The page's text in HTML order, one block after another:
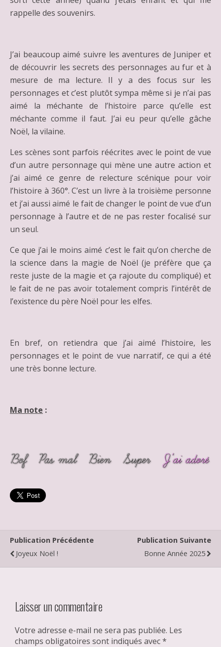
rappelle des souvenirs.
J’ai beaucoup aimé suivre les aventures de Juniper et
de découvrir les secrets des personnages au fur et à
mesure de ma lecture. Il y a des focus sur les
personnages et c’est plutôt sympa même si je n’ai pas
aimé la méchante de l’histoire parce qu’elle est
méchante comme il faut. J’ai eu peur qu’elle gâche
Noël, la vilaine.
Les scènes sont parfois réécrites avec le point de vue
d’un autre personnage qui mène une autre action et
j’ai aimé ce genre de relecture scénique pour voir
l’histoire à 360°. C’est un livre à la troisième personne
et j’ai aussi aimé le fait de changer le point de vue d’un
personnage à l’autre et de ne pas rester focalisé sur
un seul.
Ce que j’ai le moins aimé c’est le fait qu’on cherche de
la science dans la magie de Noël (je préfère que ça
reste juste de la magie et ça rajoute du compliqué) et
le fait de ne pas avoir totalement compris l’intérêt de
l’existence du père Noël pour les elfes.
En bref, on retiendra que j’ai aimé l’histoire, les
personnages et le point de vue narratif, ce qui a été
une très bonne lecture.
Ma note :
Publication Précédente
Joyeux Noël !
Publication Suivante
Bonne Année 2025
Laisser un commentaire
Votre adresse e-mail ne sera pas publiée. Les
champs obligatoires sont indiqués avec*